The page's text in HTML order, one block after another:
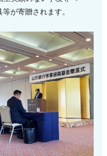
が寄贈されます。